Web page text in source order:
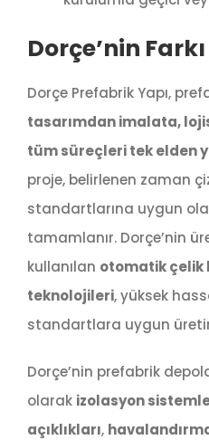
Dorçe’nin Farkı
Dorçe Prefabrik Yapı,
tasarımdan imalata,
tüm süreçleri tek elden
proje, belirlenen zaman
standartlarına uygun
tamamlanır. Dorçe’nin
kullanılan otomatik çelik
teknolojileri, yüksek
standartlara uygun
Dorçe’nin prefabrik
olarak izolasyon
açıklıkları,